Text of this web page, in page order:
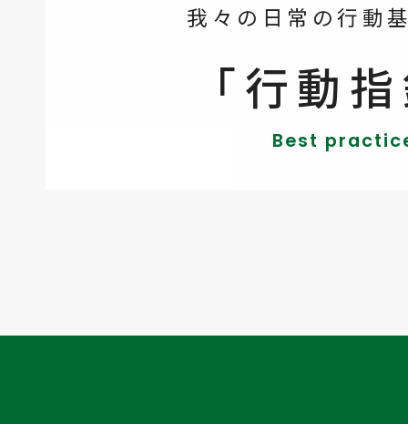
我々の日常の行動
「行動
Best